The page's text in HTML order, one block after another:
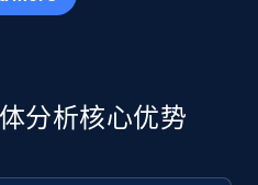
Reviews count, and
分析核心优势